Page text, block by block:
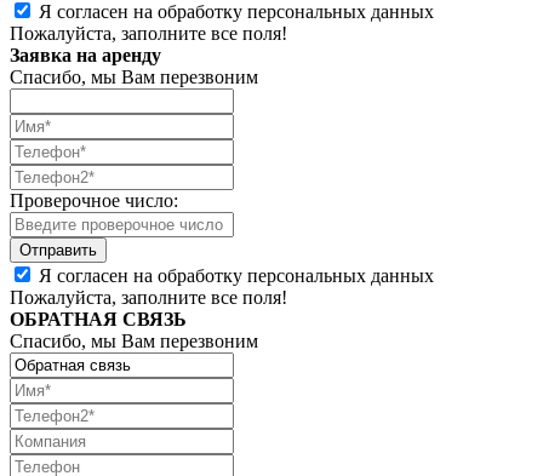
Я согласен на обработку персональных данных
Пожалуйста, заполните все поля!
Заявка на аренду
Спасибо, мы Вам перезвоним
Проверочное число:
Я согласен на обработку персональных данных
Пожалуйста, заполните все поля!
ОБРАТНАЯ СВЯЗЬ
Спасибо, мы Вам перезвоним